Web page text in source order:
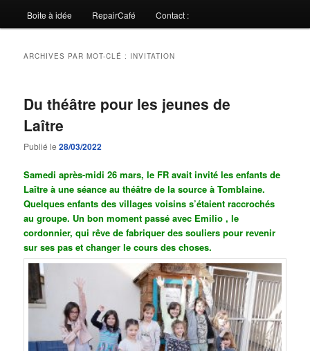
Boite à idée RepairCafé Contact :
ARCHIVES PAR MOT-CLÉ : INVITATION
Du théâtre pour les jeunes de
Laître
Publié le28/03/2022
Samedi après-midi 26 mars, le FR avait invité les enfants de
Laître à une séance au théâtre de la source à Tomblaine.
Quelques enfants des villages voisins s’étaient raccrochés
au groupe. Un bon moment passé avec Emilio , le
cordonnier, qui rêve de fabriquer des souliers pour revenir
sur ses pas et changer le cours des choses.